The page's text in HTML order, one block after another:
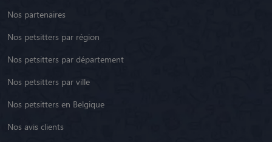
Nos partenaires
Nos petsitters par région
Nos petsitters par département
Nos petsitters par ville
Nos petsitters en Belgique
Nos avis clients